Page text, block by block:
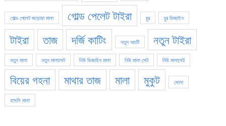
গোল্ড পেলেট জড়োয়া মালা গোল্ড পেলেট টাইরা চুর চুর ডিজাইন
টাইরা তাজ দর্জি কাটিং নতুন আংটি নতুন টাইরা
নতুন মালা নতুন মালাসেট নিউ ডিজাইন মালা নিউ মালা সেট নিউ মালাসেট
বিয়ের গহনা মাথার তাজ মালা মুকুট সোনা
হাসলি মালা